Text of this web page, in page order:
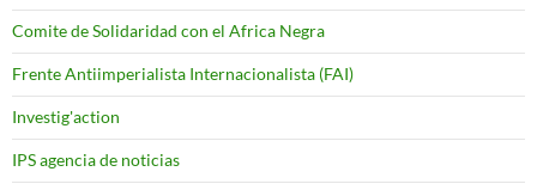
Comite de Solidaridad con el Africa Negra
Frente Antiimperialista Internacionalista (FAI)
Investig'action
IPS agencia de noticias